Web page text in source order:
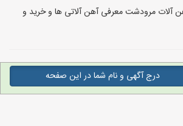
آلات مرودشت معرفی آهن آلاتی ها و خرید و
درج آگهی و نام شما در این صفحه